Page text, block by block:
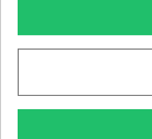
115,90 € 114,00 €